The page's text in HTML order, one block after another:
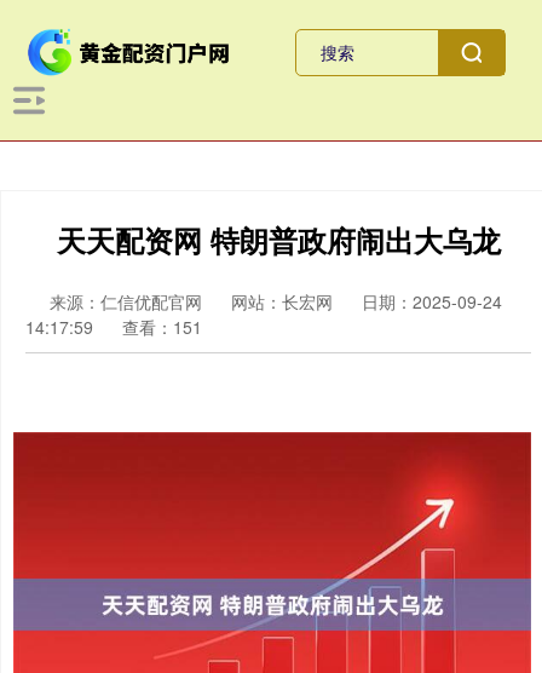
天天配资网 特朗普政府闹出大乌龙
来源：仁信优配官网 网站：长宏网
日期：2025-09-24
14:17:59
查看：151